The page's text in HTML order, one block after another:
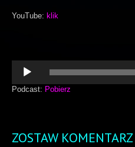
YouTube: klik
Odtwarzacz
plików
dźwiękowych
Podcast: Pobierz
ZOSTAW KOMENTARZ